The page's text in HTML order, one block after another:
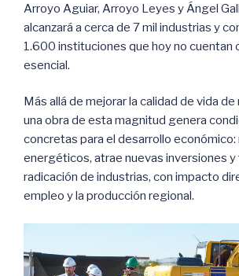
Arroyo Aguiar, Arroyo Leyes y Ángel
alcanzará a cerca de 7 mil industrias y
1.600 instituciones que hoy no cuentan
esencial.
Más allá de mejorar la calidad de vida
una obra de esta magnitud genera
concretas para el desarrollo
energéticos, atrae nuevas inversiones y
radicación de industrias, con impacto
empleo y la producción regional.